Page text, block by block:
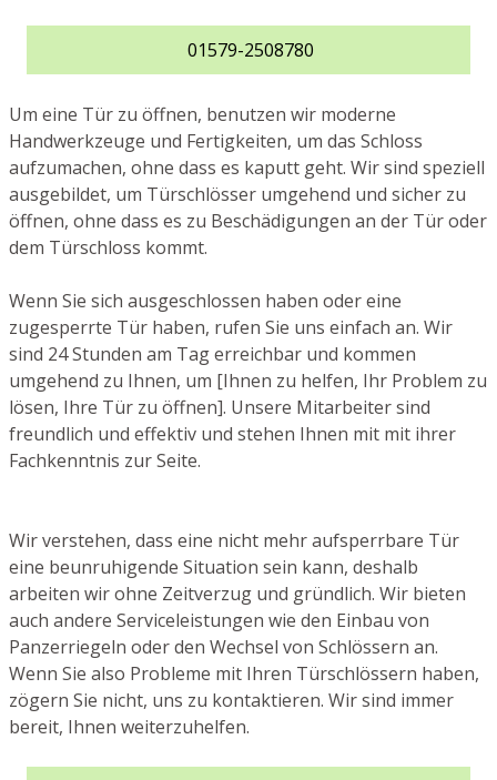
01579-2508780
Um eine Tür zu öffnen, benutzen wir moderne
Handwerkzeuge und Fertigkeiten, um das Schloss
aufzumachen, ohne dass es kaputt geht. Wir sind speziell
ausgebildet, um Türschlösser umgehend und sicher zu
öffnen, ohne dass es zu Beschädigungen an der Tür oder
dem Türschloss kommt.
Wenn Sie sich ausgeschlossen haben oder eine
zugesperrte Tür haben, rufen Sie uns einfach an. Wir
sind 24 Stunden am Tag erreichbar und kommen
umgehend zu Ihnen, um [Ihnen zu helfen, Ihr Problem zu
lösen, Ihre Tür zu öffnen]. Unsere Mitarbeiter sind
freundlich und effektiv und stehen Ihnen mit mit ihrer
Fachkenntnis zur Seite.
Wir verstehen, dass eine nicht mehr aufsperrbare Tür
eine beunruhigende Situation sein kann, deshalb
arbeiten wir ohne Zeitverzug und gründlich. Wir bieten
auch andere Serviceleistungen wie den Einbau von
Panzerriegeln oder den Wechsel von Schlössern an.
Wenn Sie also Probleme mit Ihren Türschlössern haben,
zögern Sie nicht, uns zu kontaktieren. Wir sind immer
bereit, Ihnen weiterzuhelfen.